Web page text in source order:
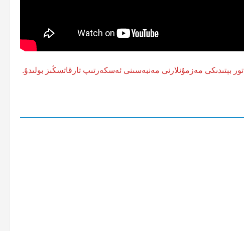
مەزمۇنلارنى مەنبەسىنى ئەسكەرتىپ تارقاتسڭىز بولىدۇ.